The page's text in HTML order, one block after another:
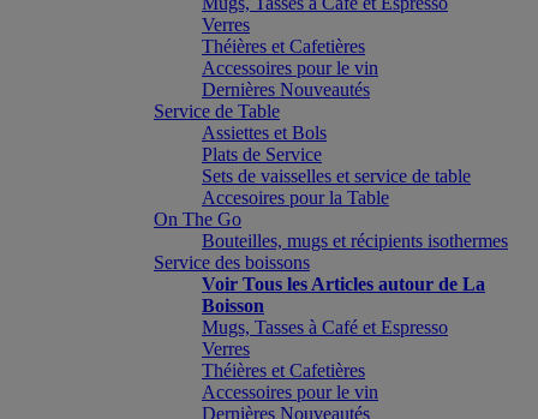
Verres
Théières et Cafetières
Accessoires pour le vin
Dernières Nouveautés
Service de Table
Assiettes et Bols
Plats de Service
Sets de vaisselles et service de table
Accesoires pour la Table
On The Go
Bouteilles, mugs et récipients isothermes
Service des boissons
Voir Tous les Articles autour de La
Boisson
Mugs, Tasses à Café et Espresso
Verres
Théières et Cafetières
Accessoires pour le vin
Dernières Nouveautés